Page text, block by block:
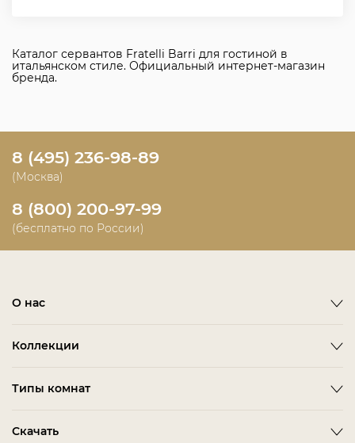
Каталог сервантов Fratelli Barri для гостиной в
итальянском стиле. Официальный интернет-магазин
бренда.
8 (495) 236-98-89
(Москва)
8 (800) 200-97-99
(бесплатно по России)
О нас
Дизайнерам и дилерам
Как сделать заказ
Коллекции
ALBA
Типы комнат
Скачать